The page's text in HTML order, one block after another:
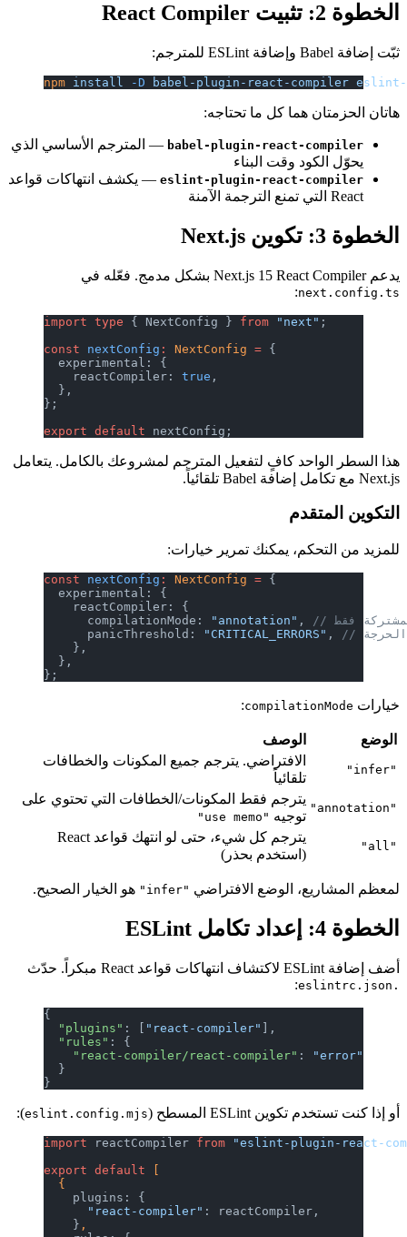
الخطوة 2: تثبيت React Compiler
ثبّت إضافة Babel وإضافة ESLint للمترجم:
npm install -D babel-plugin-react-compiler eslint-
هاتان الحزمتان هما كل ما تحتاجه:
babel-plugin-react-compiler— المترجم الأساسي الذي
يحوّل الكود وقت البناء
eslint-plugin-react-compiler— يكشف انتهاكات قواعد
React التي تمنع الترجمة الآمنة
الخطوة 3: تكوين Next.js
يدعم Next.js 15 React Compiler بشكل مدمج. فعّله في
next.config.ts
:
import type { NextConfig } from "next"
const nextConfig NextConfig = {
  experimental: {
    reactCompiler:
true
  },
};
export default nextConfig;
هذا السطر الواحد كافٍ لتفعيل المترجم لمشروعك بالكامل. يتعامل
Next.js مع تكامل إضافة Babel تلقائياً.
التكوين المتقدم
للمزيد من التحكم، يمكنك تمرير خيارات:
const nextConfig NextConfig = {
  experimental: {
    reactCompiler: {
      compilationMode:
"annotation" ,
فقط
      panicThreshold:
"CRITICAL_ERRORS" ,
    },
  },
};
خياراتcompilationMode
:
الوضع الوصف
الافتراضي. يترجم جميع المكونات والخطافات
تلقائياً
يترجم فقط المكونات/الخطافات التي تحتوي على
توجيه"use memo"
يترجم كل شيء، حتى لو انتهك قواعد React
(استخدم بحذر)
لمعظم المشاريع، الوضع الافتراضي "infer" هو الخيار الصحيح.
الخطوة 4: إعداد تكامل ESLint
أضف إضافة ESLint لاكتشاف انتهاكات قواعد React مبكراً. حدّث
:
  "plugins"
: [ "react-compiler"
],
  "rules"
: {
    "react-compiler/react-compiler"
: "error"
  }
أو إذا كنت تستخدم تكوين ESLint المسطح ( eslint.config.mjs
):
import reactCompiler from
"eslint-plugin-react-
export default
  {
    plugins: {
      "react-compiler"
: reactCompiler,
    }